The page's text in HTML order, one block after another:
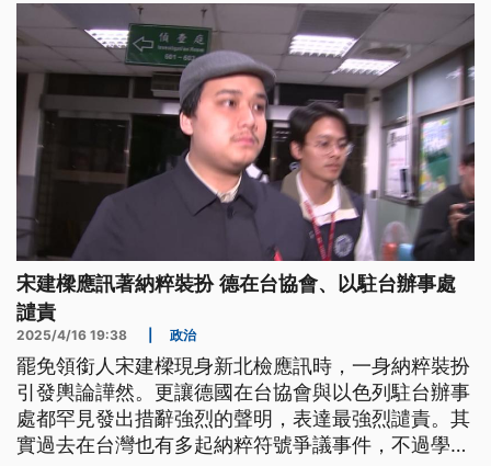
宋建樑應訊著納粹裝扮 德在台協會、以駐台辦事處
譴責
2025/4/16 19:38 政治
罷免領銜人宋建樑現身新北檢應訊時，一身納粹裝扮
引發輿論譁然。更讓德國在台協會與以色列駐台辦事
處都罕見發出措辭強烈的聲明，表達最強烈譴責。其
實過去在台灣也有多起納粹符號爭議事件，不過學者